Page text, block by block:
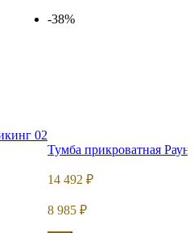
02
-38%
Тумба прикроватная
14 492 ₽
8 985 ₽